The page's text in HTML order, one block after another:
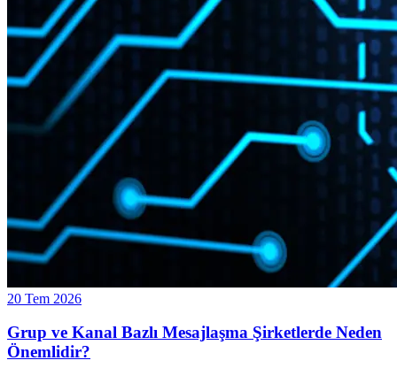
20 Tem 2026
Grup ve Kanal Bazlı Mesajlaşma Şirketlerde Neden
Önemlidir?